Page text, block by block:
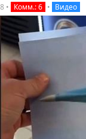
• Комм.: 6 • Видео